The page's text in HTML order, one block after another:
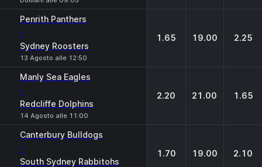
Penrith Panthers
-
Sydney Roosters
13 Agosto alle 12:50
1.65 19.00 2.25
Manly Sea Eagles
-
Redcliffe Dolphins
14 Agosto alle 11:00
2.20 21.00 1.65
Canterbury Bulldogs
-
South Sydney Rabbitohs
1.70 19.00 2.10